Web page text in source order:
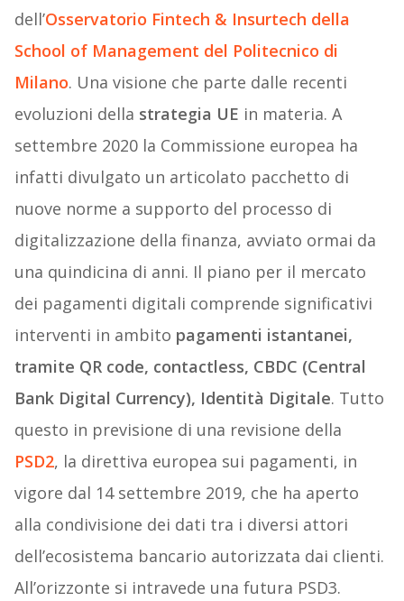
dell’Osservatorio Fintech & Insurtech della
School of Management del Politecnico di
Milano. Una visione che parte dalle recenti
evoluzioni della strategia UE in materia. A
settembre 2020 la Commissione europea ha
infatti divulgato un articolato pacchetto di
nuove norme a supporto del processo di
digitalizzazione della finanza, avviato ormai da
una quindicina di anni. Il piano per il mercato
dei pagamenti digitali comprende significativi
interventi in ambito pagamenti istantanei,
tramite QR code, contactless, CBDC (Central
Bank Digital Currency), Identità Digitale. Tutto
questo in previsione di una revisione della
PSD2, la direttiva europea sui pagamenti, in
vigore dal 14 settembre 2019, che ha aperto
alla condivisione dei dati tra i diversi attori
dell’ecosistema bancario autorizzata dai clienti.
All’orizzonte si intravede una futura PSD3.